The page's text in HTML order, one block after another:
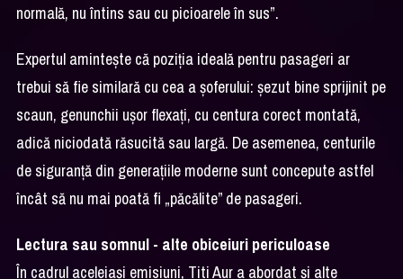
normală, nu întins sau cu picioarele în sus”.
Expertul amintește că poziția ideală pentru pasageri ar
trebui să fie similară cu cea a șoferului: șezut bine sprijinit pe
scaun, genunchii ușor flexați, cu centura corect montată,
adică niciodată răsucită sau largă. De asemenea, centurile
de siguranță din generațiile moderne sunt concepute astfel
încât să nu mai poată fi „păcălite” de pasageri.
Lectura sau somnul - alte obiceiuri periculoase
În cadrul aceleiași emisiuni, Titi Aur a abordat și alte